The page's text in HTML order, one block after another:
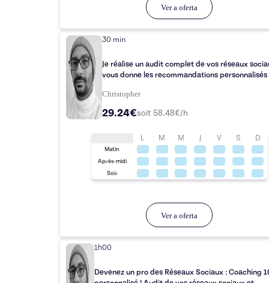
Ver a oferta
30 min
Je réalise un audit complet de vos réseaux
vous donne les recommandations personnalisés
Christopher
29.24€soit 58.48€/h
L M M J V S D
Matin
Après-midi
Soir
Ver a oferta
1h00
Devenez un pro des Réseaux Sociaux : Coaching